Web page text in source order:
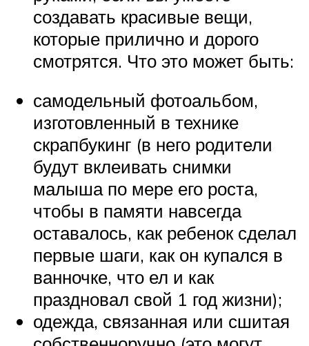
создавать красивые вещи,
которые прилично и дорого
смотрятся. Что это может быть:
самодельный фотоальбом,
изготовленный в технике
скрапбукинг (в него родители
будут вклеивать снимки
малыша по мере его роста,
чтобы в памяти навсегда
оставалось, как ребенок сделал
первые шаги, как он купался в
ванночке, что ел и как
праздновал свой 1 год жизни);
одежда, связанная или сшитая